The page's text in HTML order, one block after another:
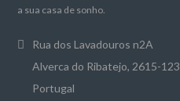
a sua casa de sonho.
Rua dos Lavadouros n2A
Alverca do Ribatejo, 2615-123
Portugal